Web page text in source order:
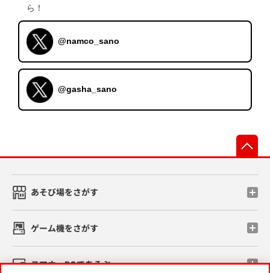
ら！
@namco_sano
@gasha_sano
あそび場をさがす
ゲーム機をさがす
スマホ・PCであそぶ